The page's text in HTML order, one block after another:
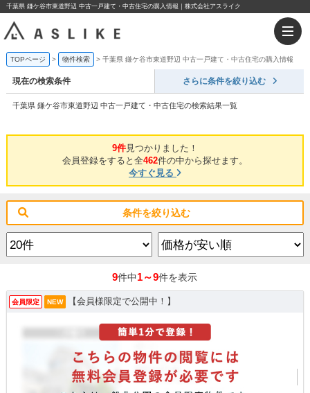
千葉県 鎌ケ谷市東道野辺 中古一戸建て・中古住宅の購入情報｜株式会社アスライク
TOPページ 物件検索 千葉県 鎌ケ谷市東道野辺 中古一戸建て・中古住宅の購入情報
現在の検索条件 さらに条件を絞り込む
千葉県 鎌ケ谷市東道野辺 中古一戸建て・中古住宅の検索結果一覧
9件見つかりました！
会員登録をすると全462件の中から探せます。
今すぐ見る
条件を絞り込む
9件中1～9件を表示
会員限定 NEW 【会員様限定で公開中！】